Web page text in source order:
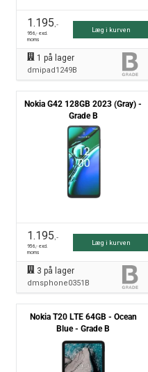
1.195,-
956,- excl.
moms
Læg i kurven
1 på lager
dmipad1249B
Nokia G42 128GB 2023 (Gray) -
Grade B
1.195,-
956,- excl.
moms
Læg i kurven
3 på lager
dmsphone0351B
Nokia T20 LTE 64GB - Ocean
Blue - Grade B